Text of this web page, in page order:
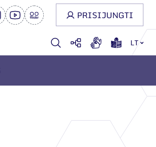
LT
PRISIJUNGTI